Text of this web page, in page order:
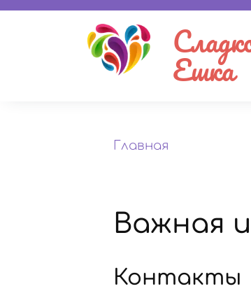
Ешка
Главная
Важная
Контакты